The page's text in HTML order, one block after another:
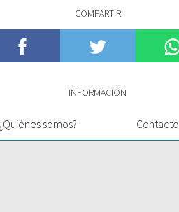
COMPARTIR
INFORMACIÓN
¿Quiénes somos? Contacto